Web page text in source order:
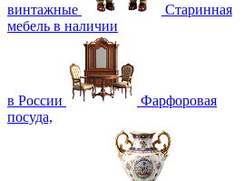
винтажные
Старинная
мебель в наличии
в России
Фарфоровая
посуда,